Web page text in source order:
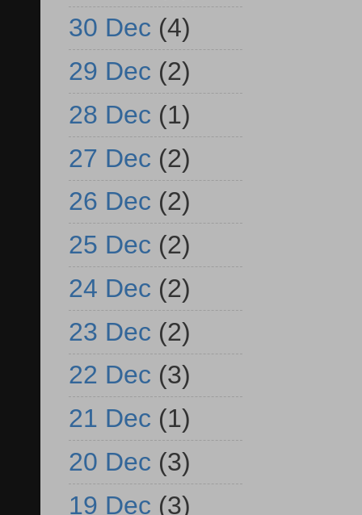
30 Dec (4)
29 Dec (2)
28 Dec (1)
27 Dec (2)
26 Dec (2)
25 Dec (2)
24 Dec (2)
23 Dec (2)
22 Dec (3)
21 Dec (1)
20 Dec (3)
19 Dec (3)